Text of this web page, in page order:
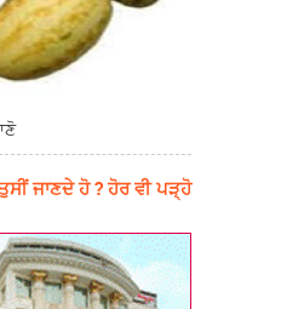
ਜਾਣਦੇ ਹੋ ? ਹੋਰ ਵੀ ਪੜ੍ਹੋ